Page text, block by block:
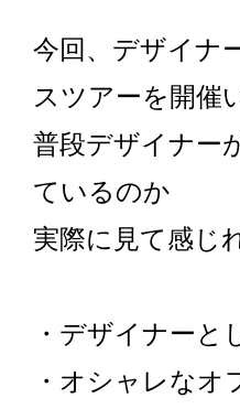
今回、デザイナ
スツアーを開催
普段デザイナー
ているのか
実際に見て感じ
・デザイナー
・オシャレな